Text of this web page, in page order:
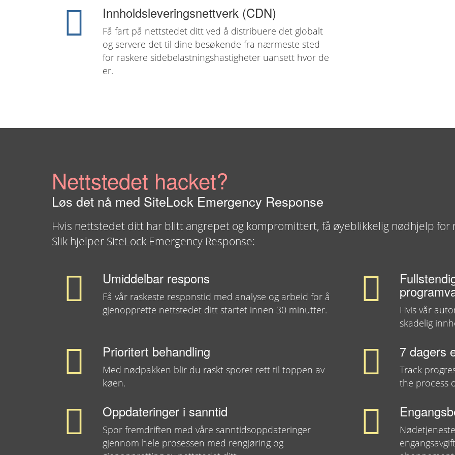
Innholdsleveringsnettverk (CDN)
Få fart på nettstedet ditt ved å distribuere det globalt
og servere det til dine besøkende fra nærmeste sted
for raskere sidebelastningshastigheter uansett hvor de
er.
Nettstedet hacket?
Løs det nå med SiteLock Emergency Response
Hvis nettstedet ditt har blitt angrepet og kompromittert, få øyeblikkelig nødhjelp
Slik hjelper SiteLock Emergency Response:
Umiddelbar respons
Få vår raskeste responstid med analyse og arbeid for å
gjenopprette nettstedet ditt startet innen 30 minutter.
Hvis vår
skadelig
Prioritert behandling
Med nødpakken blir du raskt sporet rett til toppen av
køen.
7 dagers
Track
the process
Oppdateringer i sanntid
Spor fremdriften med våre sanntidsoppdateringer
gjennom hele prosessen med rengjøring og